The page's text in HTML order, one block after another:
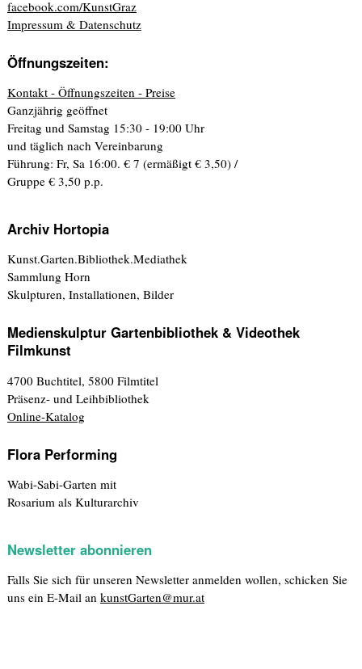
facebook.com/KunstGraz
Impressum & Datenschutz
Öffnungszeiten:
Kontakt - Öffnungszeiten - Preise
Ganzjährig geöffnet
Freitag und Samstag 15:30 - 19:00 Uhr
und täglich nach Vereinbarung
Führung: Fr, Sa 16:00. € 7 (ermäßigt € 3,50) /
Gruppe € 3,50 p.p.
Archiv Hortopia
Kunst.Garten.Bibliothek.Mediathek
Sammlung Horn
Skulpturen, Installationen, Bilder
Medienskulptur Gartenbibliothek & Videothek
Filmkunst
4700 Buchtitel, 5800 Filmtitel
Präsenz- und Leihbibliothek
Online-Katalog
Flora Performing
Wabi-Sabi-Garten mit
Rosarium als Kulturarchiv
Newsletter abonnieren
Falls Sie sich für unseren Newsletter anmelden wollen, schicken Sie
uns ein E-Mail an kunstGarten@mur.at